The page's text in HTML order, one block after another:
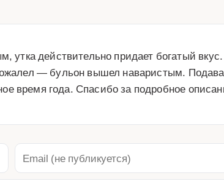
действительно придает богатый
— бульон вышел наваристым.
время года. Спасибо за подробное